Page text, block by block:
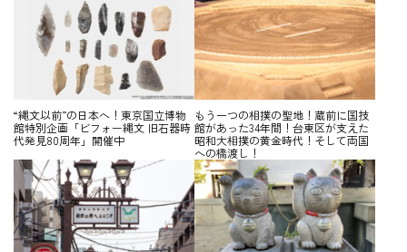
“縄文以前”の日本へ！東京国立博物
館特別企画「ビフォー縄文 旧石器時
代発見80周年」開催中
もう一つの相撲の聖地！蔵前に国技
館があった34年間！台東区が支えた
昭和大相撲の黄金時代！そして両国
への橋渡し！